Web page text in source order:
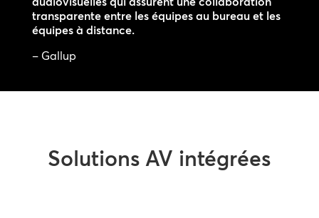
transparente entre les équipes au bureau et les
équipes à distance.
– Gallup
Solutions AV intégrées